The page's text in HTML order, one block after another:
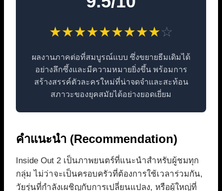
★★★★★★★★★☆
ผลงานภาคต่อที่สมบูรณ์แบบ ซึ่งขยายธีมเดิมได้
อย่างลึกซึ้งและมีความหมายยิ่งขึ้น พร้อมการ
สร้างสรรค์ตัวละครใหม่ที่น่าจดจำและสะท้อน
สภาวะของยุคสมัยได้อย่างยอดเยี่ยม
คำแนะนำ (Recommendation)
Inside Out 2 เป็นภาพยนตร์ที่แนะนำสำหรับผู้ชมทุก
กลุ่ม ไม่ว่าจะเป็นครอบครัวที่ต้องการใช้เวลาร่วมกัน,
วัยรุ่นที่กำลังเผชิญกับการเปลี่ยนแปลง, หรือผู้ใหญ่ที่